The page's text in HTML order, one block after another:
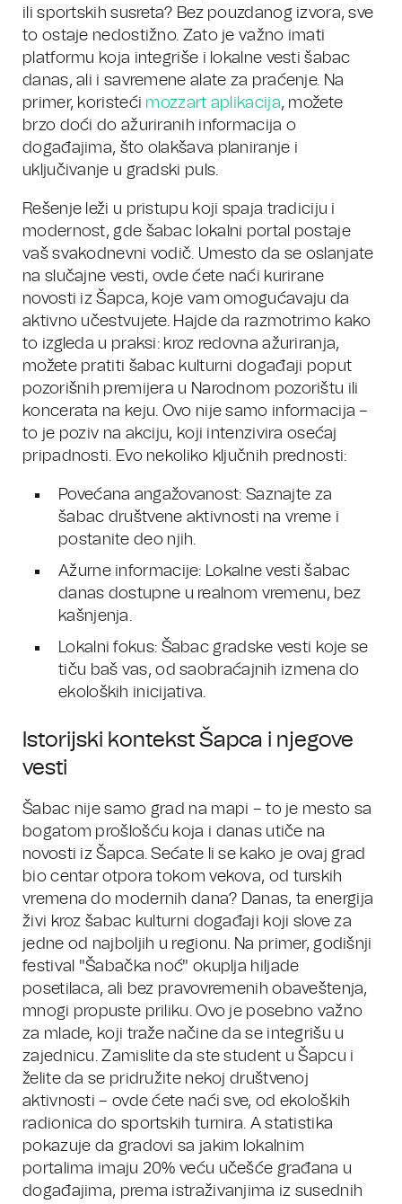
ili sportskih susreta? Bez pouzdanog izvora, sve
to ostaje nedostižno. Zato je važno imati
platformu koja integriše i lokalne vesti šabac
danas, ali i savremene alate za praćenje. Na
primer, koristeći mozzart aplikacija, možete
brzo doći do ažuriranih informacija o
događajima, što olakšava planiranje i
uključivanje u gradski puls.
Rešenje leži u pristupu koji spaja tradiciju i
modernost, gde šabac lokalni portal postaje
vaš svakodnevni vodič. Umesto da se oslanjate
na slučajne vesti, ovde ćete naći kurirane
novosti iz Šapca, koje vam omogućavaju da
aktivno učestvujete. Hajde da razmotrimo kako
to izgleda u praksi: kroz redovna ažuriranja,
možete pratiti šabac kulturni događaji poput
pozorišnih premijera u Narodnom pozorištu ili
koncerata na keju. Ovo nije samo informacija –
to je poziv na akciju, koji intenzivira osećaj
pripadnosti. Evo nekoliko ključnih prednosti:
Povećana angažovanost: Saznajte za
šabac društvene aktivnosti na vreme i
postanite deo njih.
Ažurne informacije: Lokalne vesti šabac
danas dostupne u realnom vremenu, bez
kašnjenja.
Lokalni fokus: Šabac gradske vesti koje se
tiču baš vas, od saobraćajnih izmena do
ekoloških inicijativa.
Istorijski kontekst Šapca i njegove
vesti
Šabac nije samo grad na mapi – to je mesto sa
bogatom prošlošću koja i danas utiče na
novosti iz Šapca. Sećate li se kako je ovaj grad
bio centar otpora tokom vekova, od turskih
vremena do modernih dana? Danas, ta energija
živi kroz šabac kulturni događaji koji slove za
jedne od najboljih u regionu. Na primer, godišnji
festival "Šabačka noć" okuplja hiljade
posetilaca, ali bez pravovremenih obaveštenja,
mnogi propuste priliku. Ovo je posebno važno
za mlade, koji traže načine da se integrišu u
zajednicu. Zamislite da ste student u Šapcu i
želite da se pridružite nekoj društvenoj
aktivnosti – ovde ćete naći sve, od ekoloških
radionica do sportskih turnira. A statistika
pokazuje da gradovi sa jakim lokalnim
portalima imaju 20% veću učešće građana u
događajima, prema istraživanjima iz susednih